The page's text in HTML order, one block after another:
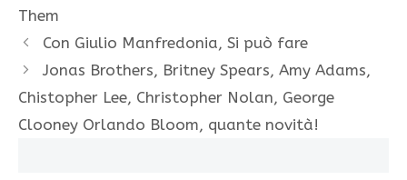
Them
Con Giulio Manfredonia, Si può fare
Jonas Brothers, Britney Spears, Amy Adams,
Chistopher Lee, Christopher Nolan, George
Clooney Orlando Bloom, quante novità!